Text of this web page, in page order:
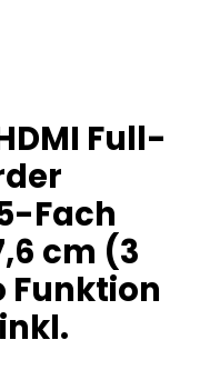
Full-
Fach
cm (3
Funktion